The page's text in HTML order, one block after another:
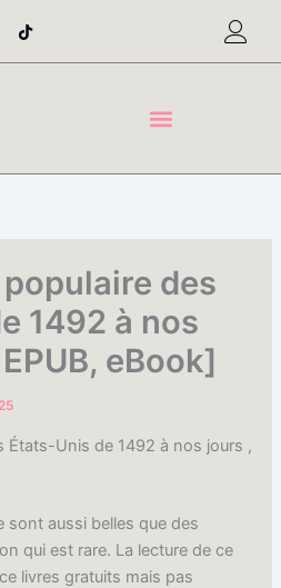
T
i
t
des
1492 à nos
eBook]
États-Unis de 1492 à nos jours ,
sont aussi belles que des
qui est rare. La lecture de ce
livres gratuits mais pas